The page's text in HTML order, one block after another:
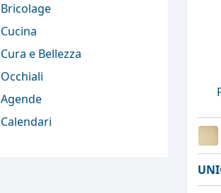
Bricolage
Cucina
Cura e Bellezza
Occhiali
Agende
Calendari